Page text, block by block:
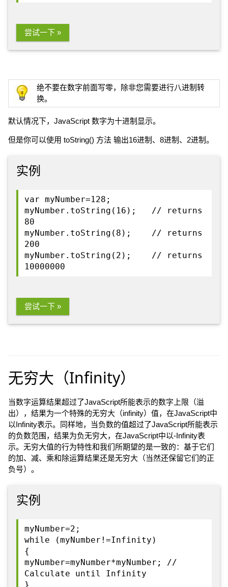
尝试一下 »
绝不要在数字前面写零，除非您需要进行八进制转
换。
默认情况下，JavaScript 数字为十进制显示。
但是你可以使用 toString() 方法 输出16进制、8进制、2进制。
实例
var myNumber=128;
myNumber.toString(16); // returns
80
myNumber.toString(8); // returns
200
myNumber.toString(2); // returns
10000000
尝试一下 »
无穷大（Infinity）
当数字运算结果超过了JavaScript所能表示的数字上限（溢
出），结果为一个特殊的无穷大（infinity）值，在JavaScript中
以Infinity表示。同样地，当负数的值超过了JavaScript所能表示
的负数范围，结果为负无穷大，在JavaScript中以-Infinity表
示。无穷大值的行为特性和我们所期望的是一致的：基于它们
的加、减、乘和除运算结果还是无穷大（当然还保留它们的正
负号）。
实例
myNumber=2;
while (myNumber!=Infinity)
{
myNumber=myNumber*myNumber; //
Calculate until Infinity
}